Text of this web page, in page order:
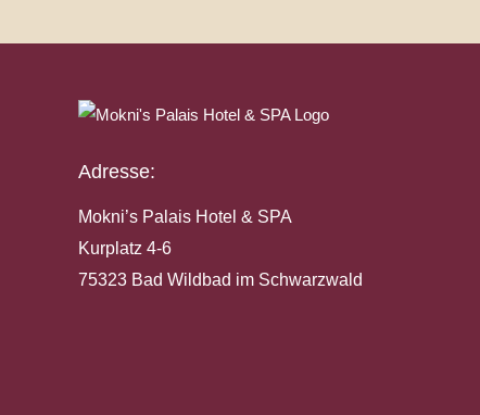
Adresse:
Mokni’s Palais Hotel & SPA
Kurplatz 4-6
75323 Bad Wildbad im Schwarzwald